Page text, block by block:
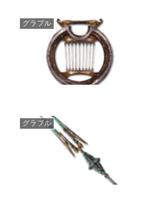
グラブル
グラブル